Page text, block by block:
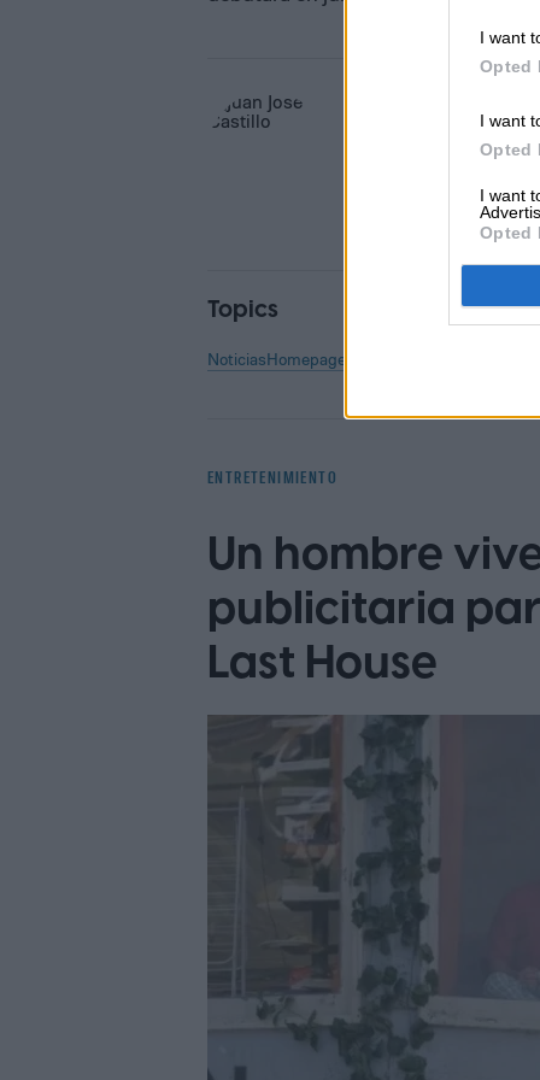
I want
Opted
I want
Opted
I want
Opted
Juan José
Former Digital Trends
Topics
NoticiasHomepage
ENTRETENIMIENTO
Un hombre
publicitaria
Last House